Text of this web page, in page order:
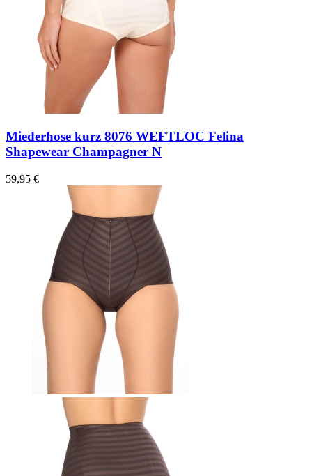
Miederhose kurz 8076 WEFTLOC Felina
Shapewear Champagner N
59,95 €